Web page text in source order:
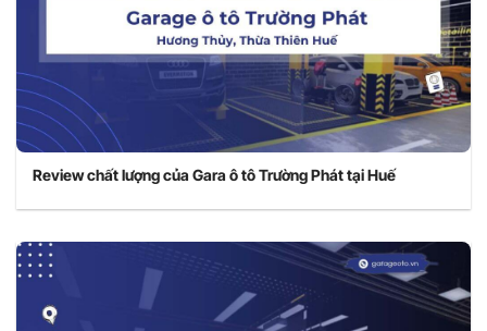
Review chất lượng của Gara ô tô Trường Phát tại Huế